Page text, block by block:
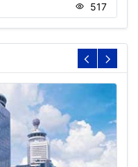
517